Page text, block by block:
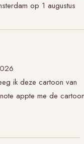
op 1 augustus
ik deze cartoon van
appte me de